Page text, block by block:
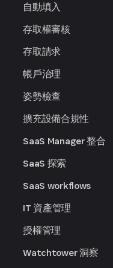
自動填入
存取權審核
存取請求
帳戶治理
姿勢檢查
擴充設備合規性
SaaS Manager 整合
SaaS 探索
SaaS workflows
IT 資產管理
授權管理
Watchtower 洞察